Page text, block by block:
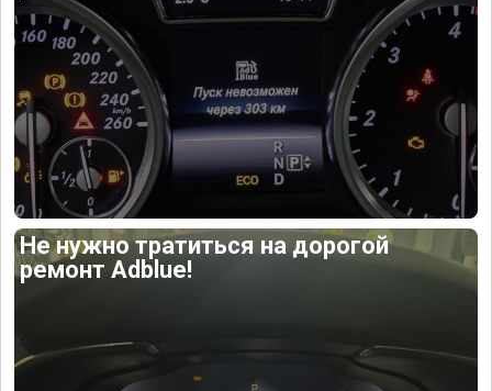
Не нужно тратиться на дорогой
ремонт Adblue!